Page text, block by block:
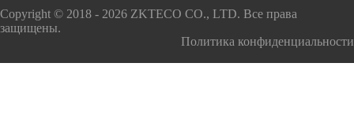
Copyright © 2018 - 2026 ZKTECO CO., LTD. Все права
защищены.
Политика конфиденциальности